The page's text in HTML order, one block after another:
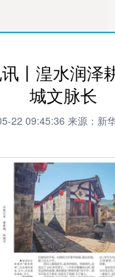
丨湟水润泽
城文脉长
22 09:45:36 来源：新